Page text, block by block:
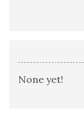
None yet!